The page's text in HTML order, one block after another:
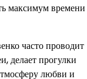
максимум времени
часто проводит
делает прогулки
любви и